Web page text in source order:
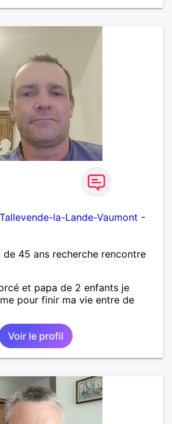
la-Lande-Vaumont -
45 ans recherche rencontre
et papa de 2 enfants je
pour finir ma vie entre de
Voir le profil